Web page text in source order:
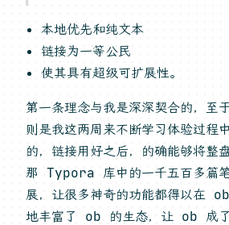
本地优先和纯文本
链接为一等公民
使其具有超级可扩展性。
第一条理念与我是深深契合的，至
则是我这两周来不断学习体验过程
的，链接用好之后，的确能够将整
那 Typora 库中的一千五百多篇
展，让很多神奇的功能都得以在
地丰富了 ob 的生态，让 ob 成了